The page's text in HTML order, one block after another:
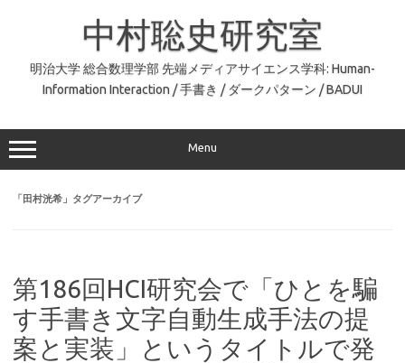
中村聡史研究室
明治大学 総合数理学部 先端メディアサイエンス学科: Human-
Information Interaction / 手書き / ダークパターン / BADUI
Menu
「田村洸希 」タグアーカイブ
第186回HCI研究会で「ひとを騙
す手書き文字自動生成手法の提
案と実装」というタイトルで発